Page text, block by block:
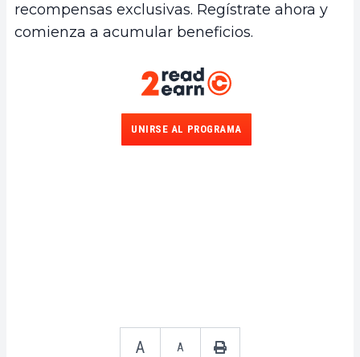
recompensas exclusivas. Regístrate ahora y
comienza a acumular beneficios.
UNIRSE AL PROGRAMA
A A